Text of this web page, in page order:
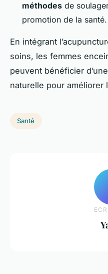
méthodes de
promotion de la santé.
En intégrant
soins, les femmes
peuvent bénéficier
naturelle pour
Santé